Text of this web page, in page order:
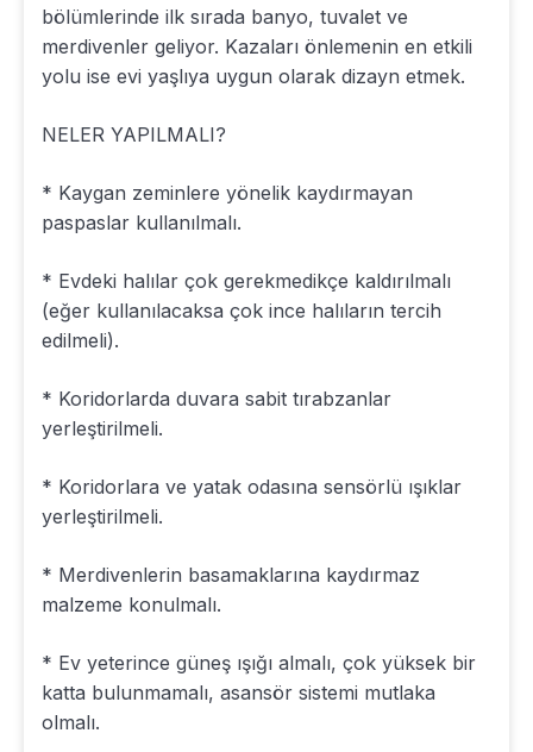
bölümlerinde ilk sırada banyo, tuvalet ve
merdivenler geliyor. Kazaları önlemenin en etkili
yolu ise evi yaşlıya uygun olarak dizayn etmek.
NELER YAPILMALI?
* Kaygan zeminlere yönelik kaydırmayan
paspaslar kullanılmalı.
* Evdeki halılar çok gerekmedikçe kaldırılmalı
(eğer kullanılacaksa çok ince halıların tercih
edilmeli).
* Koridorlarda duvara sabit tırabzanlar
yerleştirilmeli.
* Koridorlara ve yatak odasına sensörlü ışıklar
yerleştirilmeli.
* Merdivenlerin basamaklarına kaydırmaz
malzeme konulmalı.
* Ev yeterince güneş ışığı almalı, çok yüksek bir
katta bulunmamalı, asansör sistemi mutlaka
olmalı.